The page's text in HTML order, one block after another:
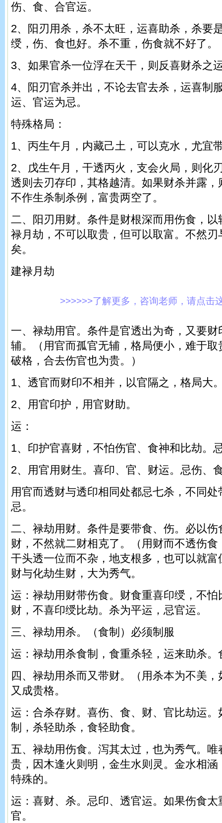
伤、食、合官运。
2、阳刃用杀，杀不太旺，运喜助杀，杀要
绶，伤、食也好。杀不重，伤食就不好了。
3、如果官杀一位浮在天干，则反喜财杀之
4、阳刃官杀并出，不论去官去杀，运喜制
运、官运为忌。
特殊格局：
1、丙生午月，内藏己土，可以克水，尤宜
2、戊生午月，干透丙火，支会火局，则化
透则去刃存印，其格越清。如果财杀并露
不作生杀制杀例，富贵两空了。
二、阳刃用财。条件是财根深而用伤食，
禄月劫，不可以取贵，但可以取富。不然
矣。
建禄月劫
>>>>>>了解更多，咨询老师，请点击
一、禄劫用官。条件是官透出为奇，又要
辅。（用官而孤官无辅，格局便小，难于
破格，合去伤官也为贵。）
1、透官而财印不相并，以官隔之，格局大
2、用官印护，用官财助。
运：
1、印护官喜财，不怕伤官、食神和比劫。
2、用官用财生。喜印、官、财运。忌伤、
用官而透财与透印相同处都忌七杀，不同
忌。
二、禄劫用财。条件是要带食、伤。必以
财，不然就二财相克了。（用财而不透伤
干头透一位而不杂，地支根多，也可以就
财与化劫生财，大为秀气。
运：禄劫用财带伤食。财食重喜印绶，不
财，不喜印绶比劫。杀为平运，忌官运。
三、禄劫用杀。（食制）必须制服
运：禄劫用杀食制，食重杀轻，运来助杀
四、禄劫用杀而又带财。（用杀本为不美
又成贵格。
运：合杀存财。喜伤、食、财、官比劫运
制，杀轻助杀，食轻助食。
五、禄劫用伤食。泻其太过，也为秀气。
贵，因木逢火则明，金生水则灵。金水相
特殊的。
运：喜财、杀。忌印、透官运。如果伤食
官。